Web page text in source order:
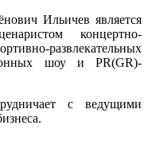
Ильичев является
концертно-
развлекательных
шоу и PR(GR)-
с ведущими